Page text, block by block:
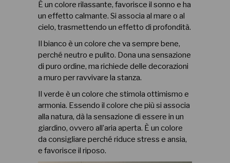
È un colore rilassante, favorisce il sonno e ha
un effetto calmante. Si associa al mare o al
cielo, trasmettendo un effetto di profondità.
Il bianco è un colore che va sempre bene,
perché neutro e pulito. Dona una sensazione
di puro ordine, ma richiede delle decorazioni
a muro per ravvivare la stanza.
Il verde è un colore che stimola ottimismo e
armonia. Essendo il colore che più si associa
alla natura, dà la sensazione di essere in un
giardino, ovvero all’aria aperta. È un colore
da consigliare perché riduce stress e ansia,
e favorisce il riposo.